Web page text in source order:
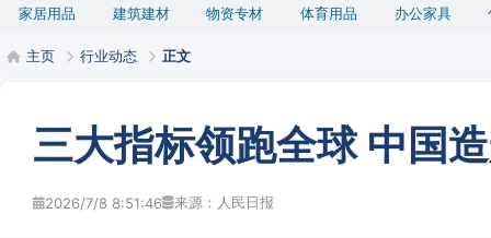
家居用品
建筑建材 物资专材 体育用品 办公家具
主页 行业动态 正文
三大指标领跑全球 中国
2026/7/8 8:51:46 来源：人民日报